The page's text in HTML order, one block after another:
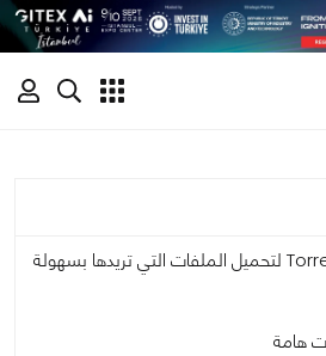
كيف تستخدم التورنت Torrent لتحميل الملفات التي تريدها بسهولة
هامة